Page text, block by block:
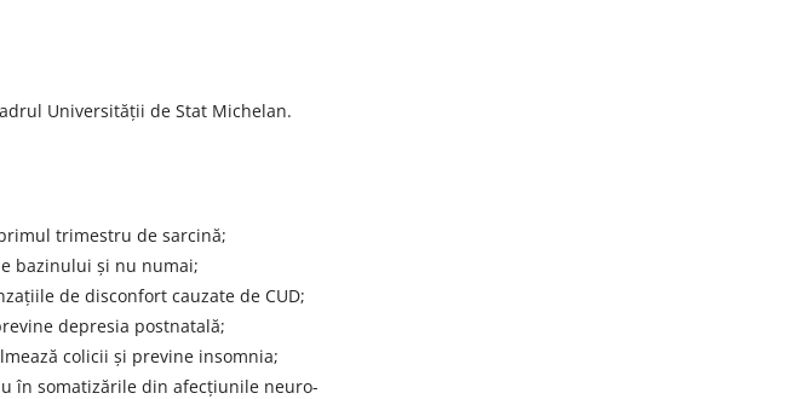
Universității de Stat Michelan.
trimestru de sarcină;
bazinului și nu numai;
de disconfort cauzate de CUD;
depresia postnatală;
colicii și previne insomnia;
în somatizările din afecțiunile neuro-